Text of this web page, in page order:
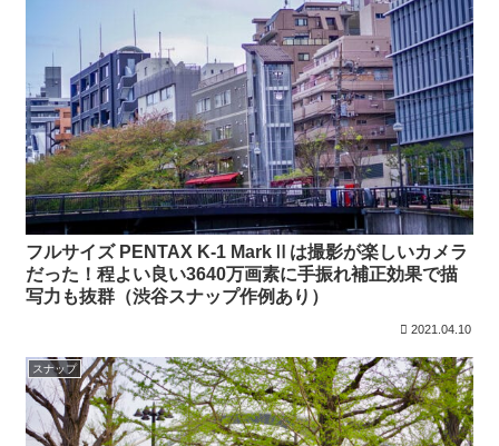
フルサイズ PENTAX K-1 MarkⅡは撮影が楽しいカメラ
だった！程よい良い3640万画素に手振れ補正効果で描
写力も抜群（渋谷スナップ作例あり）
2021.04.10
スナップ